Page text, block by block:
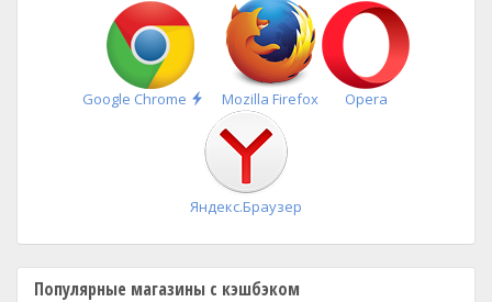
Google Chrome
Быстрая
установка
Mozilla Firefox Opera
Яндекс.Браузер
Популярные магазины с кэшбэком